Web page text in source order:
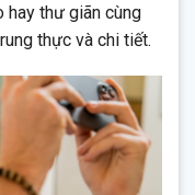
hay thư giãn cùng
thực và chi tiết.